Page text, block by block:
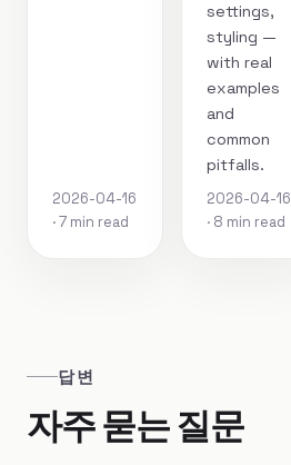
2026-04-16
· 7 min read
settings,
styling —
with real
examples
and
common
pitfalls.
2026-04-16
· 8 min read
답변
자주 묻는 질문